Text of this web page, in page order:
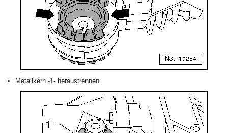
Metallkern -1- heraustrennen.